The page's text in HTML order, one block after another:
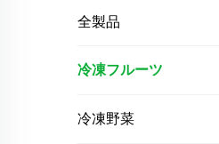
全製品
冷凍フルーツ
冷凍野菜